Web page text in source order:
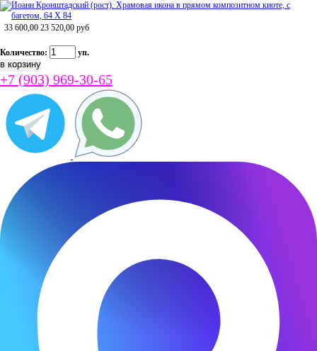
33 600,00 23 520,00 руб
Количество: уп.
+7 (903) 969-30-65